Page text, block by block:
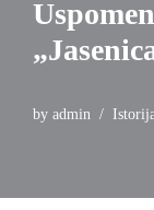
by admin